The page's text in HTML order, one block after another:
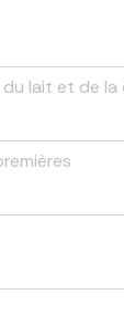
lait et de la